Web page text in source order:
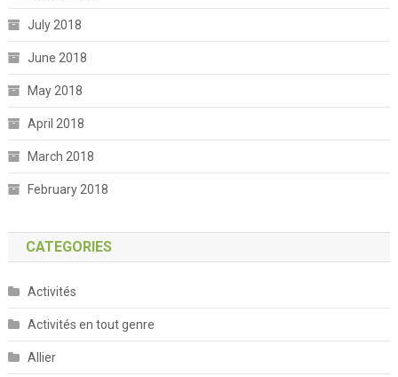
July 2018
June 2018
May 2018
April 2018
March 2018
February 2018
CATEGORIES
Activités
Activités en tout genre
Allier